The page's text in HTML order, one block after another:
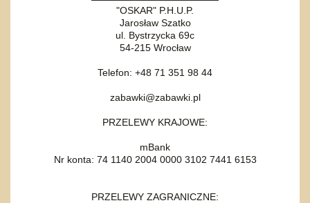
"OSKAR" P.H.U.P.
Jarosław Szatko
ul. Bystrzycka 69c
54-215 Wrocław
Telefon: +48 71 351 98 44
zabawki@zabawki.pl
PRZELEWY KRAJOWE:
mBank
Nr konta: 74 1140 2004 0000 3102 7441 6153
PRZELEWY ZAGRANICZNE: